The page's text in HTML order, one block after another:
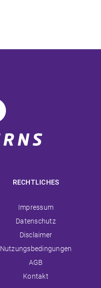
RECHTLICHES
Navigation
überspringen
Impressum
Datenschutz
Disclaimer
Nutzungsbedingungen
AGB
Kontakt